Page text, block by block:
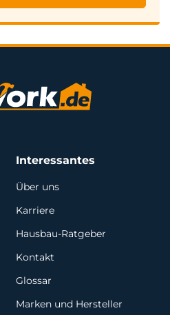
Interessantes
Über uns
Karriere
Hausbau-Ratgeber
Kontakt
Glossar
Marken und Hersteller